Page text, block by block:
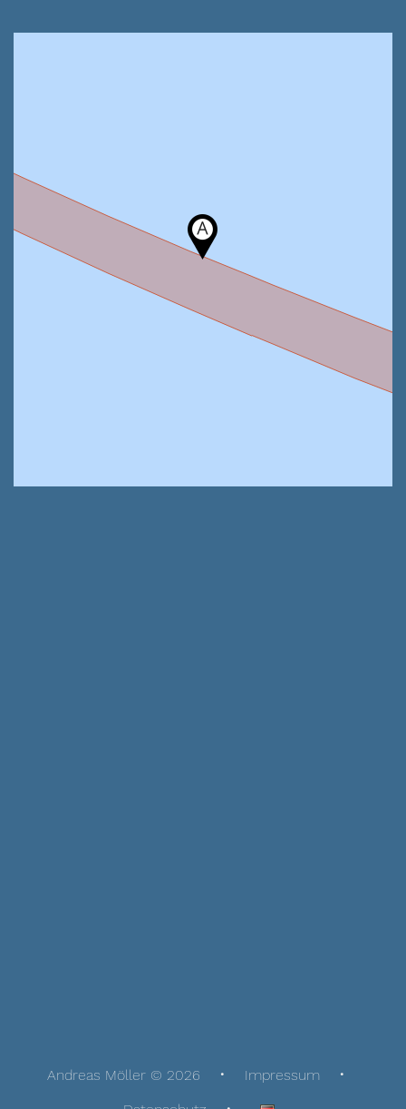
Andreas Möller © 2026
Impressum